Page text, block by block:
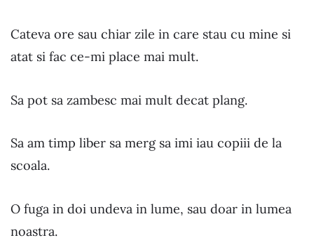
Cateva ore sau chiar zile in care stau cu mine si
atat si fac ce-mi place mai mult.
Sa pot sa zambesc mai mult decat plang.
Sa am timp liber sa merg sa imi iau copiii de la
scoala.
O fuga in doi undeva in lume, sau doar in lumea
noastra.